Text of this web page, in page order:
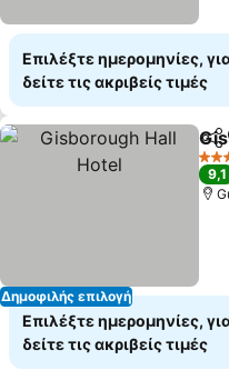
Επιλέξτε ημερομηνίες,
δείτε τις ακριβείς τιμές
Δημοφιλής επιλογή
4
9,1
Επιλέξτε ημερομηνίες,
δείτε τις ακριβείς τιμές